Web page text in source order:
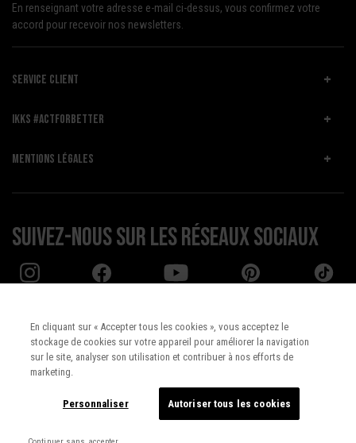
En renseignant votre adresse e-mail ci-dessus, vous confirmez votre
accord pour recevoir nos newsletters.
SERVICE CLIENT
IKKS #ACTFORBETTER
MENTIONS LÉGALES
Suivez-nous sur les réseaux sociaux
Pays : UNITED STATES
Français
En cliquant sur « Accepter tous les cookies », vous acceptez le
stockage de cookies sur votre appareil pour améliorer la navigation
sur le site, analyser son utilisation et contribuer à nos efforts de
marketing.
Personnaliser Autoriser tous les cookies